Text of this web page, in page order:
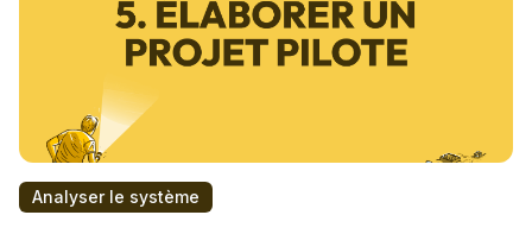
Analyser le système